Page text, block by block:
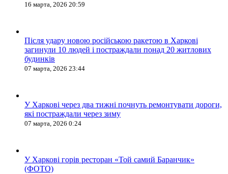
16 марта, 2026 20:59
Після удару новою російською ракетою в Харкові
загинули 10 людей і постраждали понад 20 житлових
будинків
07 марта, 2026 23:44
У Харкові через два тижні почнуть ремонтувати дороги,
які постраждали через зиму
07 марта, 2026 0:24
У Харкові горів ресторан «Той самий Баранчик»
(ФОТО)